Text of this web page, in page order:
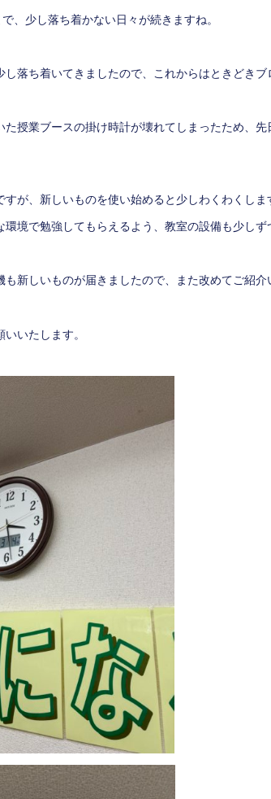
、少し落ち着かない日々が続きますね。
し落ち着いてきましたので、これからはときどきブ
た授業ブースの掛け時計が壊れてしまったため、
が、新しいものを使い始めると少しわくわくしま
境で勉強してもらえるよう、教室の設備も少しず
新しいものが届きましたので、また改めてご紹介
いたします。